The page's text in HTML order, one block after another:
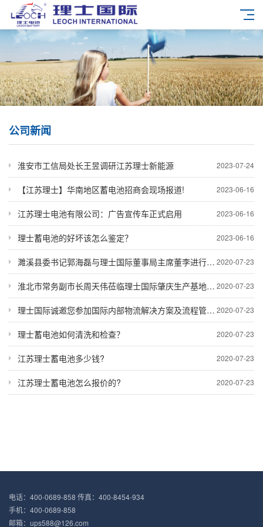
公司新闻
2023-07-24
淮安市工信局处长王昱调研江苏理士新能源
2023-06-16
【江苏理士】华南地区蓄电池招商会现场报道!
2023-06-16
江苏理士电池有限公司：广告宣传车正式启用
2023-06-16
理士蓄电池的好坏该怎么鉴定？
2020-07-23
濉溪县委书记郭海磊与理士国际董事局主席董李进行座谈
2020-07-23
淮北市常务副市长周天伟莅临理士国际肇庆生产基地考察
2020-07-23
理士国际诚邀您参加国际内部物流解决方案及流程管理展览会
2020-07-23
理士蓄电池如何清洗和检查？
2020-07-23
江苏理士蓄电池多少钱?
2020-07-23
江苏理士蓄电池怎么报价的?
电话：400-0689-858 传真：400-8454-934
手机：400-0689-858
邮箱：ups588@126.com